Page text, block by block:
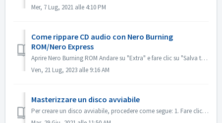
Mer, 7 Lug, 2021 alle 4:10 PM
Come rippare CD audio con Nero Burning
ROM/Nero Express
Aprire Nero Burning ROM Andare su "Extra" e fare clic su "Salva tracce audio". Nella scheda "sorgente", selezionare le trac...
Ven, 21 Lug, 2023 alle 9:16 AM
Masterizzare un disco avviabile
Per creare un disco avviabile, procedere come segue: 1. Fare clic sul pulsante Nuovo nella schermata principale di Nero Burning ROM. ->Si apre la finest...